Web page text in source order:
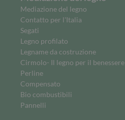
Mediazione del legno
Contatto per l'Italia
Segati
Legno profilato
Legname da costruzione
Cirmolo- Il legno per il benessere
Perline
Compensato
Bio combustibili
Pannelli